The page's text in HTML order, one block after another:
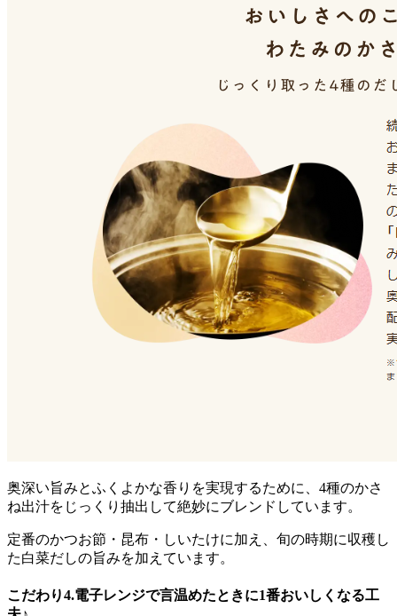
奥深い旨みとふくよかな香りを実現するために、4種のかさ
ね出汁をじっくり抽出して絶妙にブレンド しています。
定番のかつお節・昆布・しいたけに加え、旬の時期に収穫し
た白菜だしの旨みを加えています。
こだわり4.電子レンジで言温めたときに1番おいしくなる工